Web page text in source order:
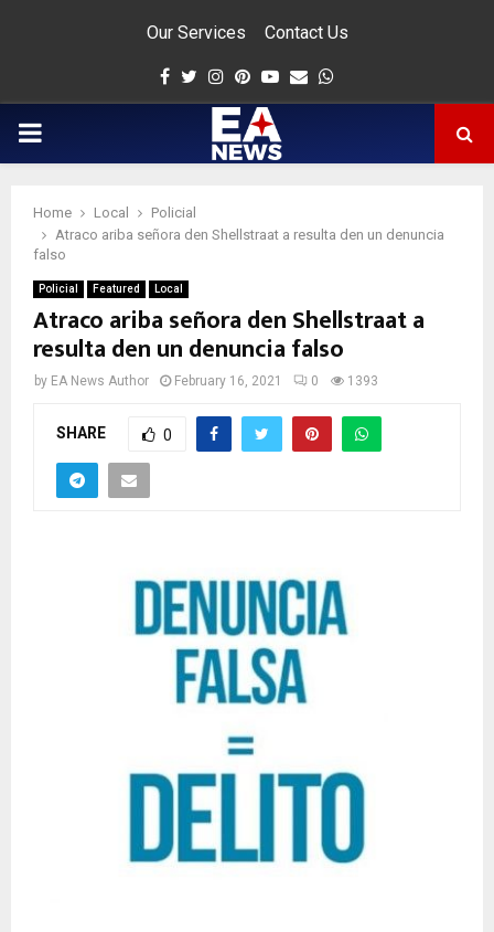
Our Services Contact Us
Facebook
Twitter
Instagram
Pinterest
Youtube
Email
PRIMARY
Home Local
Policial
Atraco ariba señora den Shellstraat a resulta den un denuncia
falso
Policial Featured Local
Atraco ariba señora den Shellstraat a
resulta den un denuncia falso
by EA News Author February 16, 2021 0 1393
SHARE 0